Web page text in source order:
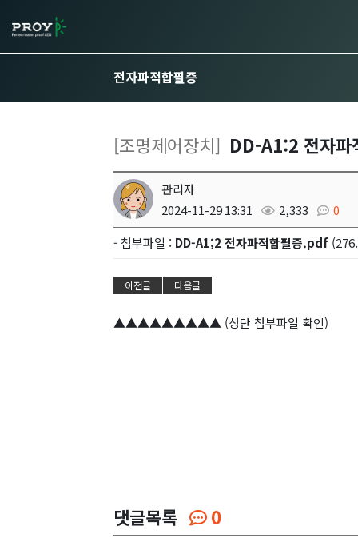
전자파적합필증
[조명제어장치] DD-A1:2 전자파
관리자
2024-11-29 13:31
2,333
0
- 첨부파일 : DD-A1;2 전자파적합필증.pdf
이전글 다음글
▲▲▲▲▲▲▲▲▲ (상단 첨부파일 확인)
댓글목록 0